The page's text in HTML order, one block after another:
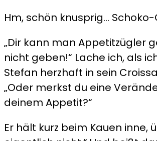
Hm, schön knusprig…
„Dir kann man Appetitzügler
nicht geben!“ Lache ich, als
Stefan herzhaft in sein
„Oder merkst du eine
deinem Appetit?“
Er hält kurz beim Kauen inne,